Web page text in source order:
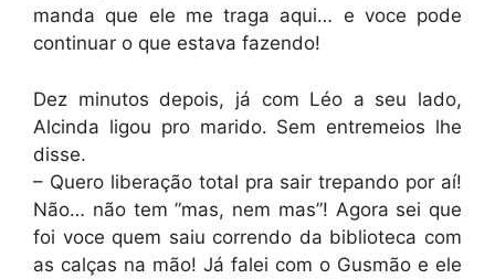
manda que ele me traga aqui… e voce pode
continuar o que estava fazendo!
Dez minutos depois, já com Léo a seu lado,
Alcinda ligou pro marido. Sem entremeios lhe
disse.
– Quero liberação total pra sair trepando por aí!
Não… não tem ”mas, nem mas”! Agora sei que
foi voce quem saiu correndo da biblioteca com
as calças na mão! Já falei com o Gusmão e ele